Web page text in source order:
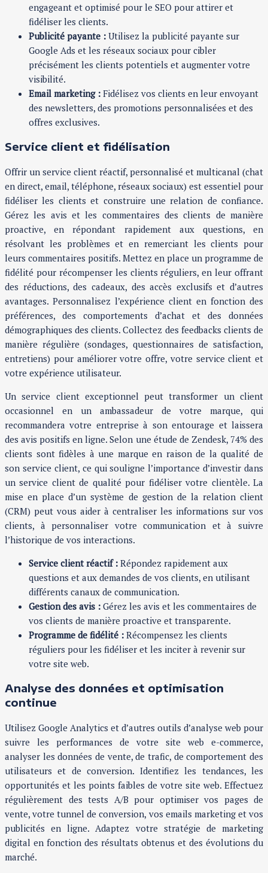
engageant et optimisé pour le SEO pour attirer et
fidéliser les clients.
Publicité payante : Utilisez la publicité payante sur
Google Ads et les réseaux sociaux pour cibler
précisément les clients potentiels et augmenter votre
visibilité.
Email marketing : Fidélisez vos clients en leur envoyant
des newsletters, des promotions personnalisées et des
offres exclusives.
Service client et fidélisation
Offrir un service client réactif, personnalisé et multicanal (chat
en direct, email, téléphone, réseaux sociaux) est essentiel pour
fidéliser les clients et construire une relation de confiance.
Gérez les avis et les commentaires des clients de manière
proactive, en répondant rapidement aux questions, en
résolvant les problèmes et en remerciant les clients pour
leurs commentaires positifs. Mettez en place un programme de
fidélité pour récompenser les clients réguliers, en leur offrant
des réductions, des cadeaux, des accès exclusifs et d’autres
avantages. Personnalisez l’expérience client en fonction des
préférences, des comportements d’achat et des données
démographiques des clients. Collectez des feedbacks clients de
manière régulière (sondages, questionnaires de satisfaction,
entretiens) pour améliorer votre offre, votre service client et
votre expérience utilisateur.
Un service client exceptionnel peut transformer un client
occasionnel en un ambassadeur de votre marque, qui
recommandera votre entreprise à son entourage et laissera
des avis positifs en ligne. Selon une étude de Zendesk, 74% des
clients sont fidèles à une marque en raison de la qualité de
son service client, ce qui souligne l’importance d’investir dans
un service client de qualité pour fidéliser votre clientèle. La
mise en place d’un système de gestion de la relation client
(CRM) peut vous aider à centraliser les informations sur vos
clients, à personnaliser votre communication et à suivre
l’historique de vos interactions.
Service client réactif : Répondez rapidement aux
questions et aux demandes de vos clients, en utilisant
différents canaux de communication.
Gestion des avis : Gérez les avis et les commentaires de
vos clients de manière proactive et transparente.
Programme de fidélité : Récompensez les clients
réguliers pour les fidéliser et les inciter à revenir sur
votre site web.
Analyse des données et optimisation
continue
Utilisez Google Analytics et d’autres outils d’analyse web pour
suivre les performances de votre site web e-commerce,
analyser les données de vente, de trafic, de comportement des
utilisateurs et de conversion. Identifiez les tendances, les
opportunités et les points faibles de votre site web. Effectuez
régulièrement des tests A/B pour optimiser vos pages de
vente, votre tunnel de conversion, vos emails marketing et vos
publicités en ligne. Adaptez votre stratégie de marketing
digital en fonction des résultats obtenus et des évolutions du
marché.